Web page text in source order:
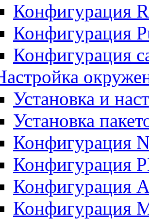
Конфигурация
Конфигурация
Конфигурация
Установка и
Установка
Конфигурация
Конфигурация
Конфигурация
Конфигурация